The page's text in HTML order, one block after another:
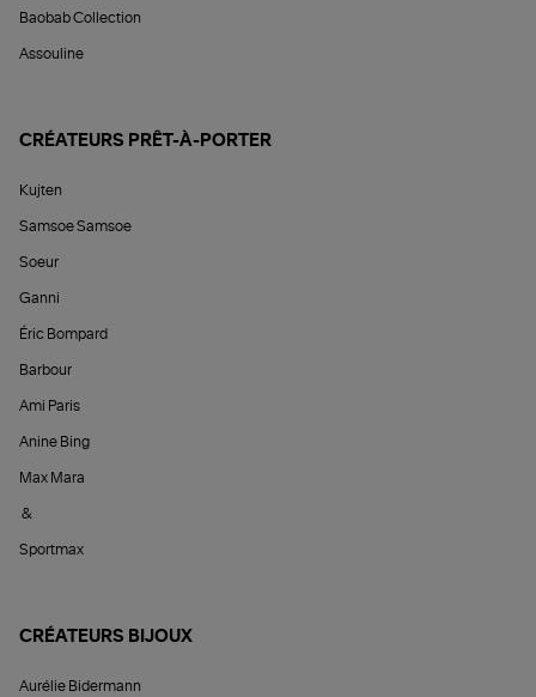
Baobab Collection
Assouline
CRÉATEURS PRÊT-À-PORTER
Kujten
Samsoe Samsoe
Soeur
Ganni
Éric Bompard
Barbour
Ami Paris
Anine Bing
Max Mara
&
Sportmax
CRÉATEURS BIJOUX
Aurélie Bidermann